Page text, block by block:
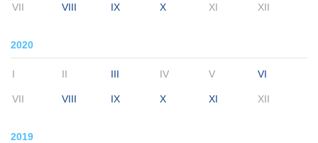
VII VIII IX X XI XII
2020
I II III IV V VI
VII VIII IX X XI XII
2019